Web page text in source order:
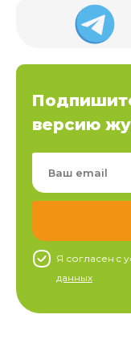
версию
Я согласен c
данных